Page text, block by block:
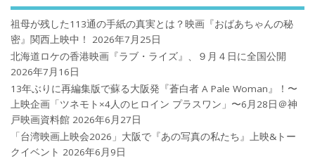
祖母が残した113通の手紙の真実とは？映画『おばあちゃんの秘
密』関西上映中！
2026年7月25日
北海道ロケの香港映画『ラブ・ライズ』、９月４日に全国公開
2026年7月16日
13年ぶりに再編集版で蘇る大阪発『蒼白者 A Pale Woman』！〜
上映企画「ツネモト×4人のヒロイン プラスワン」〜6月28日＠神
戸映画資料館 2026年6月27日
「台湾映画上映会2026」大阪で『あの写真の私たち』上映&トー
クイベント 2026年6月9日